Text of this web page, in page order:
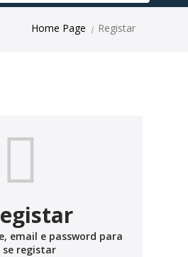
Home Page | Registar
email e password para
se registar